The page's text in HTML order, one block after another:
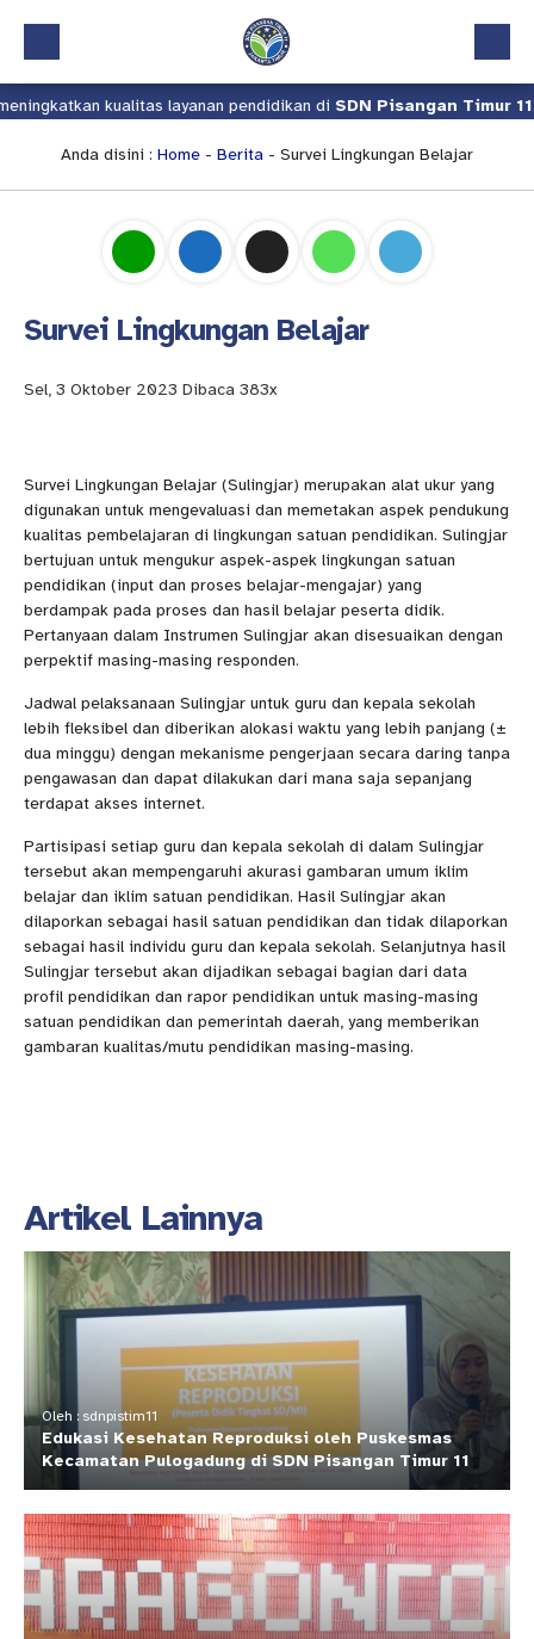
Beranda
Profil
Kalender Akademik
Download
kualitas layanan pendidikan diSDN Pisangan Timur 11.
Anda disini : Home - Berita - Survei Lingkungan Belajar
Survei Lingkungan Belajar
Sel, 3 Oktober 2023 Dibaca 383x
Survei Lingkungan Belajar (Sulingjar) merupakan alat ukur yang
digunakan untuk mengevaluasi dan memetakan aspek pendukung
kualitas pembelajaran di lingkungan satuan pendidikan. Sulingjar
bertujuan untuk mengukur aspek-aspek lingkungan satuan
pendidikan (input dan proses belajar-mengajar) yang
berdampak pada proses dan hasil belajar peserta didik.
Pertanyaan dalam Instrumen Sulingjar akan disesuaikan dengan
perpektif masing-masing responden.
Jadwal pelaksanaan Sulingjar untuk guru dan kepala sekolah
lebih fleksibel dan diberikan alokasi waktu yang lebih panjang (±
dua minggu) dengan mekanisme pengerjaan secara daring tanpa
pengawasan dan dapat dilakukan dari mana saja sepanjang
terdapat akses internet.
Partisipasi setiap guru dan kepala sekolah di dalam Sulingjar
tersebut akan mempengaruhi akurasi gambaran umum iklim
belajar dan iklim satuan pendidikan. Hasil Sulingjar akan
dilaporkan sebagai hasil satuan pendidikan dan tidak dilaporkan
sebagai hasil individu guru dan kepala sekolah. Selanjutnya hasil
Sulingjar tersebut akan dijadikan sebagai bagian dari data
profil pendidikan dan rapor pendidikan untuk masing-masing
satuan pendidikan dan pemerintah daerah, yang memberikan
gambaran kualitas/mutu pendidikan masing-masing.
Artikel Lainnya
Oleh : sdnpistim11
Edukasi Kesehatan Reproduksi oleh Puskesmas
Kecamatan Pulogadung di SDN Pisangan Timur 11